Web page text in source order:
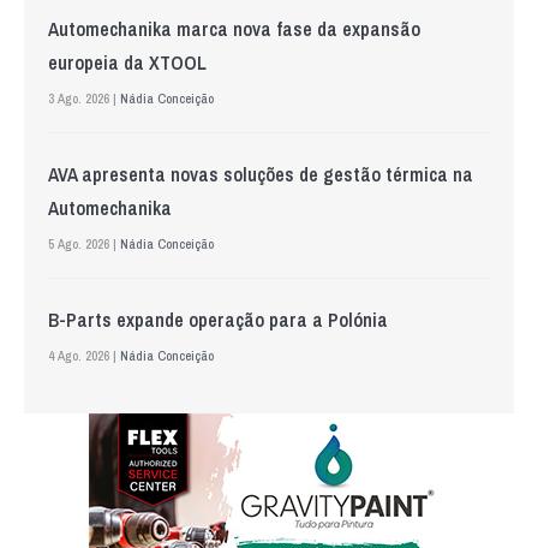
Automechanika marca nova fase da expansão
europeia da XTOOL
3 Ago. 2026 | Nádia Conceição
AVA apresenta novas soluções de gestão térmica na
Automechanika
5 Ago. 2026 | Nádia Conceição
B-Parts expande operação para a Polónia
4 Ago. 2026 | Nádia Conceição